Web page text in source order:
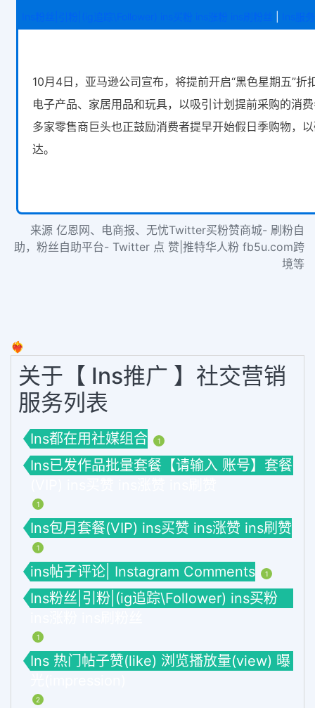
10月4日，亚马逊公司宣布，将提前开启“黑色星期五”折
电子产品、家居用品和玩具，以吸引计划提前采购的消
多家零售商巨头也正鼓励消费者提早开始假日季购物，
达。
来源 亿恩网、电商报、无忧Twitter买粉赞商城- 刷粉自
助，粉丝自助平台- Twitter 点 赞|推特华人粉 fb5u.com跨
境等
❤️‍🔥
关于【 Ins推广 】社交营销
服务列表
Ins都在用社媒组合 1
Ins已发作品批量套餐【请输入 账号】套餐
1
Ins包月套餐(VIP) ins买赞 ins涨赞 ins刷赞
1
ins帖子评论| Instagram Comments 1
Ins粉丝|引粉|(ig追踪\Follower) ins买粉
1
Ins 热门帖子赞(like) 浏览播放量(view) 曝
2